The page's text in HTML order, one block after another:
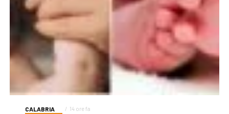
CALABRIA 14 ore fa